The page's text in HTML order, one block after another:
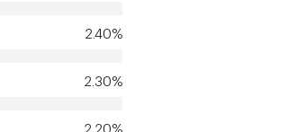
2.40%
2.30%